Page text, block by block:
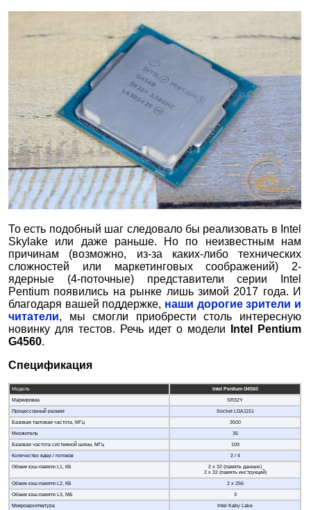
То есть подобный шаг следовало бы реализовать в Intel
Skylake или даже раньше. Но по неизвестным нам
причинам (возможно, из-за каких-либо технических
сложностей или маркетинговых соображений) 2-
ядерные (4-поточные) представители серии Intel
Pentium появились на рынке лишь зимой 2017 года. И
благодаря вашей поддержке, наши дорогие зрители и
читатели, мы смогли приобрести столь интересную
новинку для тестов. Речь идет о модели
Intel
Pentium
G4560.
Спецификация
Модель Intel Pentium G4560
Маркировка
SR32Y
Процессорный разъем
Socket LGA1151
Базовая тактовая частота, МГц
3500
Множитель
35
Базовая частота системной шины, МГц
100
Количество ядер / потоков
2 / 4
Объем кэш-памяти L1, КБ
2 х 32 (память данных)
2 х 32 (память инструкций)
Объем кэш-памяти L2, КБ
2 x 256
Объем кэш-памяти L3, МБ
3
Микроархитектура
Intel Kaby Lake